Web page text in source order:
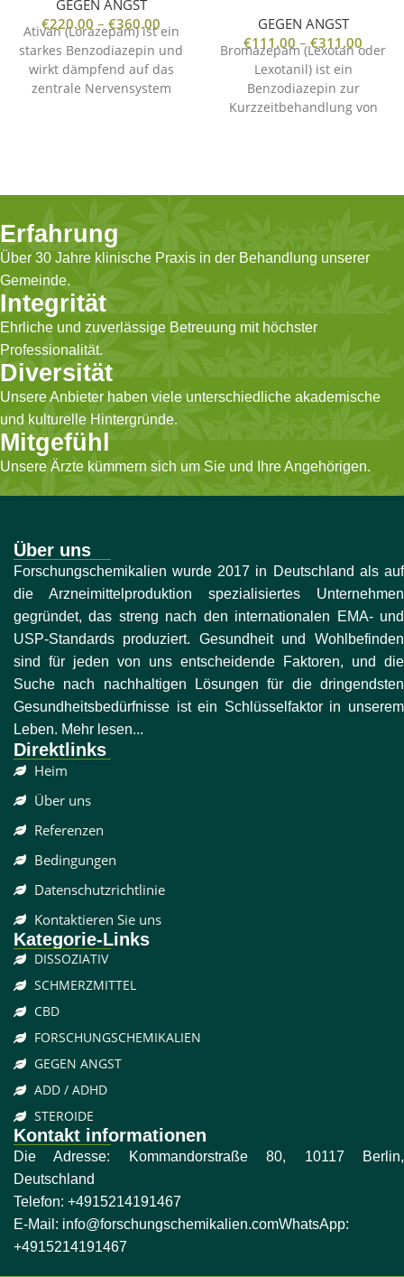
GEGEN ANGST
€220.00 – €360.00
Ativan (Lorazepam) ist ein
starkes Benzodiazepin und
wirkt dämpfend auf das
zentrale Nervensystem
Angst, Schlaflosigkeit,
Alkoholentzug und
Krampfanfällen
verschrieben, birgt jedoch
ein hohes Risiko für
Abhängigkeit und
Überdosierung.
GEGEN ANGST
€111.00 –€311.00
Bromazepam (Lexotan oder
Lexotanil) ist ein
Benzodiazepin zur
Kurzzeitbehandlung von
Nervensystems bei.
Erfahrung
Über 30 Jahre klinische Praxis in der Behandlung unserer
Gemeinde.
Integrität
Ehrliche und zuverlässige Betreuung mit höchster
Professionalität.
Diversität
Unsere Anbieter haben viele unterschiedliche akademische
und kulturelle Hintergründe.
Mitgefühl
Unsere Ärzte kümmern sich um Sie und Ihre Angehörigen.
Über uns
Forschungschemikalien wurde 2017 in Deutschland als auf
die Arzneimittelproduktion spezialisiertes Unternehmen
gegründet, das streng nach den internationalen EMA- und
USP-Standards produziert. Gesundheit und Wohlbefinden
sind für jeden von uns entscheidende Faktoren, und die
Suche nach nachhaltigen Lösungen für die dringendsten
Gesundheitsbedürfnisse ist ein Schlüsselfaktor in unserem
Leben. Mehr lesen...
Direktlinks
Heim
Über uns
Referenzen
Bedingungen
Datenschutzrichtlinie
Kontaktieren Sie uns
Kategorie-Links
DISSOZIATIV
SCHMERZMITTEL
CBD
FORSCHUNGSCHEMIKALIEN
GEGEN ANGST
ADD / ADHD
STEROIDE
Kontakt informationen
Die Adresse: Kommandorstraße 80, 10117 Berlin,
Deutschland
Telefon: +4915214191467
E-Mail: info@forschungschemikalien.comWhatsApp:
+4915214191467